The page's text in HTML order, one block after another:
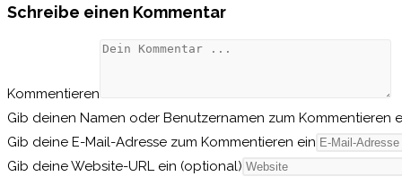
Schreibe einen Kommentar
Kommentieren
Gib deinen Namen oder Benutzernamen zum Kommentieren
Gib deine E-Mail-Adresse zum Kommentieren ein
Gib deine Website-URL ein (optional)